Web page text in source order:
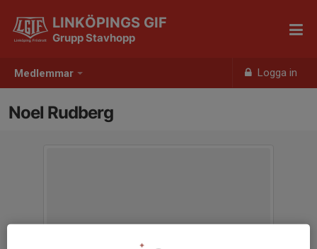
Medlemmar Logga in
LINKÖPINGS GIF
Grupp Stavhopp
Noel Rudberg